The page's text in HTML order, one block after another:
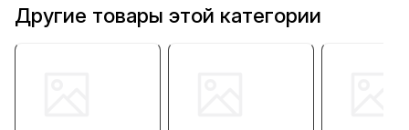
Другие товары этой категории